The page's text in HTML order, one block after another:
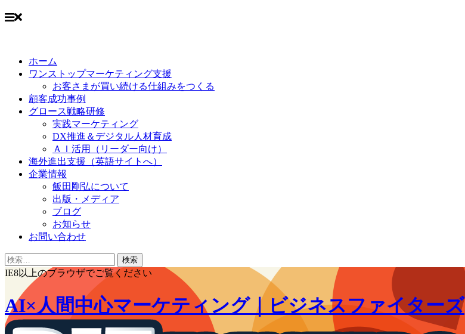
content
ホーム
ワンストップマーケティング支援
お客さまが買い続ける仕組みをつくる
顧客成功事例
グロース戦略研修
実践マーケティング
DX推進＆デジタル人材育成
ＡＩ活用（リーダー向け）
海外進出支援（英語サイトへ）
企業情報
飯田剛弘について
出版・メディア
ブログ
お知らせ
お問い合わせ
検
索:
IE8以上のブラウザでご覧ください
AI×人間中心マーケティング｜ビジネスファイターズ